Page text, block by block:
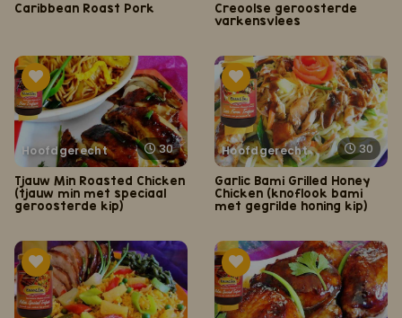
Caribbean Roast Pork
Creoolse geroosterde
varkensvlees
Hoofdgerecht 30
Tjauw Min Roasted Chicken
(tjauw min met speciaal
geroosterde kip)
Hoofdgerecht 30
Garlic Bami Grilled Honey
Chicken (knoflook bami
met gegrilde honing kip)